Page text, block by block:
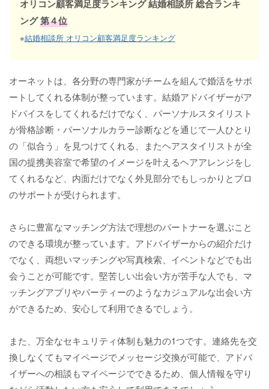
オリコン顧客満足度ランキング 結婚相談所 総合ランキ
ング第４位
※結婚相談所 オリコン顧客満足度ランキング
オーネットは、各分野の専門家がチームを組んで婚活をサポ
ートしてくれる体制が整っています。結婚アドバイザーがア
ドバイスをしてくれるだけでなく、パーソナルスタイリスト
が骨格診断・パーソナルカラー診断などを通じて一人ひとり
の「似合う」を見つけてくれる、またヘアスタイリストが全
国の提携美容室で希望のイメージを叶えるヘアアレンジをし
てくれるなど、内面だけでなく外見部分でもしっかりとプロ
のサポートが受けられます。
さらに豊富なマッチング方法で理想のパートナーを選ぶこと
のできる環境が整っています。アドバイザーからの紹介だけ
でなく、両想いマッチングや写真検索、イベントなどでも出
会うことが可能です。堅苦しい出会い方が苦手な人でも、マ
ッチングアプリやパーティーのようなカジュアルな出会い方
ができるため、安心して利用できるでしょう。
また、万全なセキュリティ体制も魅力の1つです。連絡先を交
換しなくてもマイページでメッセージ交換が可能で、アドバ
イザーへの相談もマイページでできるため、個人情報を守り